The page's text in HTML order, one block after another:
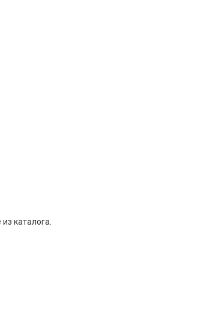
каталога.